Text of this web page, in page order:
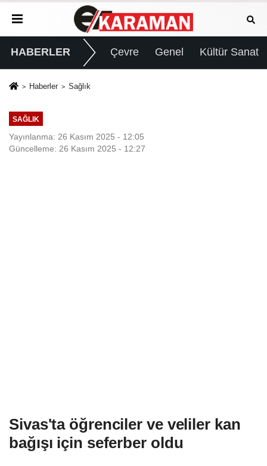
HABERLER Çevre Genel Kültür Sanat
Haberler Sağlık
SAĞLIK
Yayınlanma: 26 Kasım 2025 - 12:05
Güncelleme: 26 Kasım 2025 - 12:27
Sivas'ta öğrenciler ve veliler kan
bağışı için seferber oldu